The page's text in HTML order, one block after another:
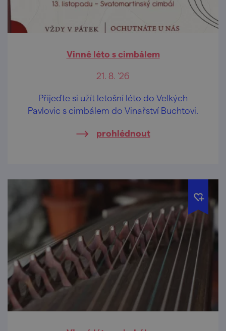
Vinné léto s cimbálem
21. 8. '26
Přijeďte si užít letošní léto do Velkých
Pavlovic s cimbálem do Vinařství Buchtovi.
prohlédnout